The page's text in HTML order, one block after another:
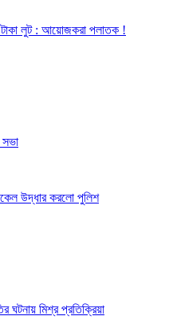
টাকা লুট : আয়োজকরা পলাতক !
সভা
উদ্ধার করলো পুলিশ
ঘটনায় মিশ্র প্রতিক্রিয়া